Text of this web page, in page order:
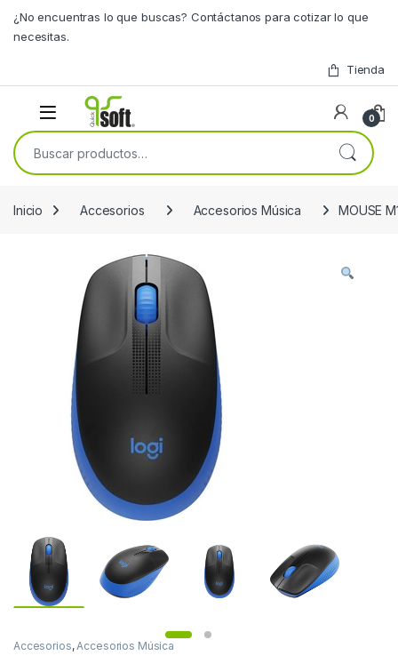
¿No encuentras lo que buscas? Contáctanos para cotizar lo que
necesitas.
Tienda
0
Buscar por:
Inicio Accesorios Accesorios Música MOUSE
Accesorios,Accesorios Música